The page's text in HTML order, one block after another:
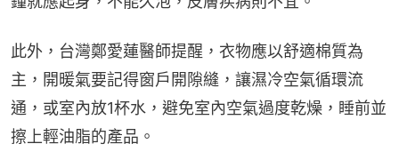
此外，台灣鄭愛蓮醫師提醒，衣物應以舒適棉質為
主，開暖氣要記得窗戶開隙縫，讓濕冷空氣循環流
通，或室內放1杯水，避免室內空氣過度乾燥，睡前並
擦上輕油脂的產品。